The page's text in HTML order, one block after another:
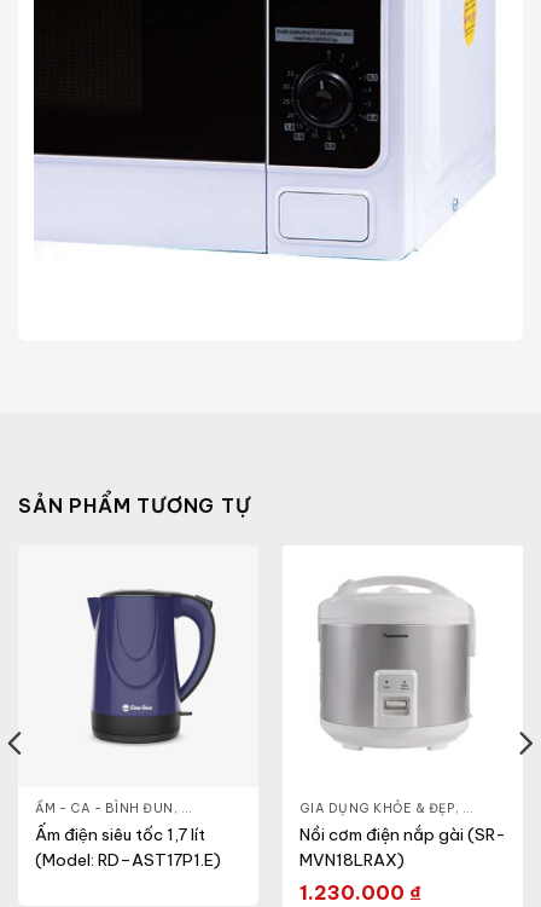
SẢN PHẨM TƯƠNG TỰ
ẤM - CA - BÌNH ĐUN , GIA DỤNG KHỎE & ĐẸP,NỒI - ẤM - CA - BÌNH
Ấm điện siêu tốc 1,7 lít
(Model: RD–AST17P1.E)
GIA DỤNG KHỎE & ĐẸP, NỒI - ẤM -
Nồi cơm điện nắp gài (SR-
MVN18LRAX)
1.230.000 ₫
,LÒ VI SÓNG